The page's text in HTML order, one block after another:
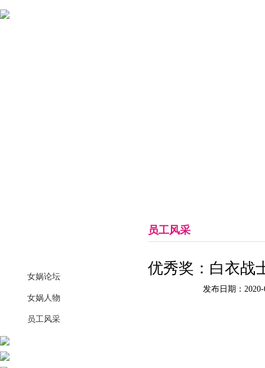
女娲论坛
女娲人物
员工风采
员工风采
优秀奖：白衣战
发布日期：2020-